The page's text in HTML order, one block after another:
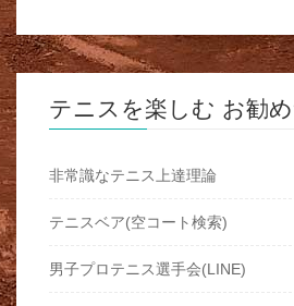
テニスを楽しむ お勧
非常識なテニス上達理論
テニスベア(空コート検索)
男子プロテニス選手会(LINE)